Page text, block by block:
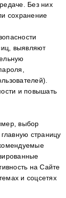
Без них
сохранение
выявляют
и повышать
выбор
страницу
на Сайте
и соцсетях